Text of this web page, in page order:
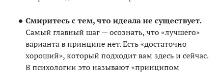
Смиритесь с тем, что идеала не существует.
Самый главный шаг — осознать, что «лучшего»
варианта в принципе нет. Есть «достаточно
хороший», который подходит вам здесь и сейчас.
В психологии это называют «принципом